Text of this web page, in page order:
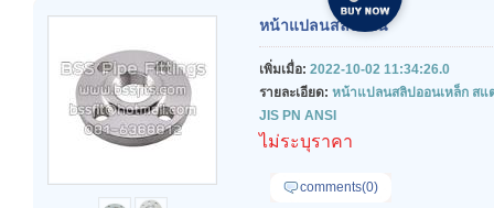
หน้าแปลนสลิปออน
เพิ่มเมื่อ: 2022-10-02 11:34:26.0
รายละเอียด: หน้าแปลนสลิปออนเหล็ก สแ
JIS PN ANSI
ไม่ระบุราคา
comments(0)